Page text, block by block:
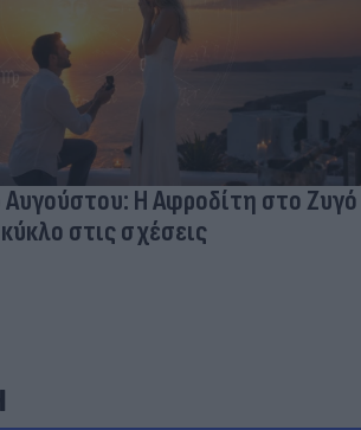
Η Αφροδίτη στο Ζυγό
στις σχέσεις